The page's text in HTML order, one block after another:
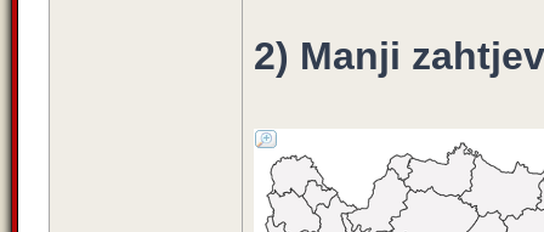
2) Manji